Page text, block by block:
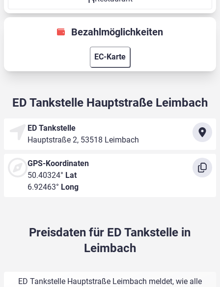
Bezahlmöglichkeiten
EC-Karte
ED Tankstelle Hauptstraße Leimbach
ED Tankstelle
Hauptstraße 2, 53518 Leimbach
GPS-Koordinaten
50.40324° Lat
6.92463° Long
Preisdaten für ED Tankstelle in
Leimbach
ED Tankstelle Hauptstraße Leimbach meldet, wie alle